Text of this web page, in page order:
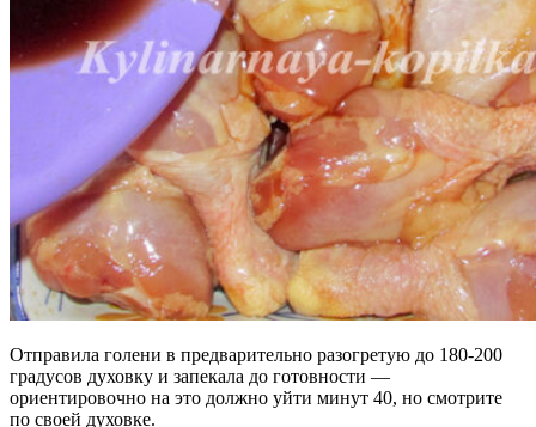
Отправила голени в предварительно разогретую до 180-200
градусов духовку и запекала до готовности —
ориентировочно на это должно уйти минут 40, но смотрите
по своей духовке.